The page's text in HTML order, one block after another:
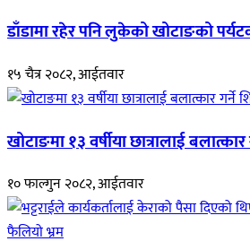
डाँडामा रहेर पनि लुकेको खोटाङको
१५ चैत्र २०८२, आईतवार
खोटाङमा १३ वर्षीया छात्रालाई
१० फाल्गुन २०८२, आईतवार